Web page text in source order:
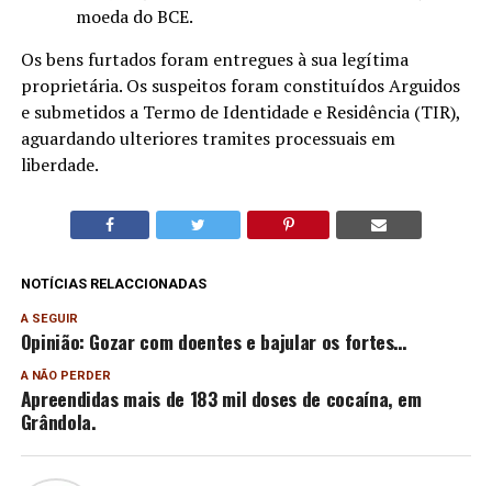
moeda do BCE.
Os bens furtados foram entregues à sua legítima
proprietária. Os suspeitos foram constituídos Arguidos
e submetidos a Termo de Identidade e Residência (TIR),
aguardando ulteriores tramites processuais em
liberdade.
NOTÍCIAS RELACCIONADAS
A SEGUIR
Opinião: Gozar com doentes e bajular os fortes…
A NÃO PERDER
Apreendidas mais de 183 mil doses de cocaína, em
Grândola.